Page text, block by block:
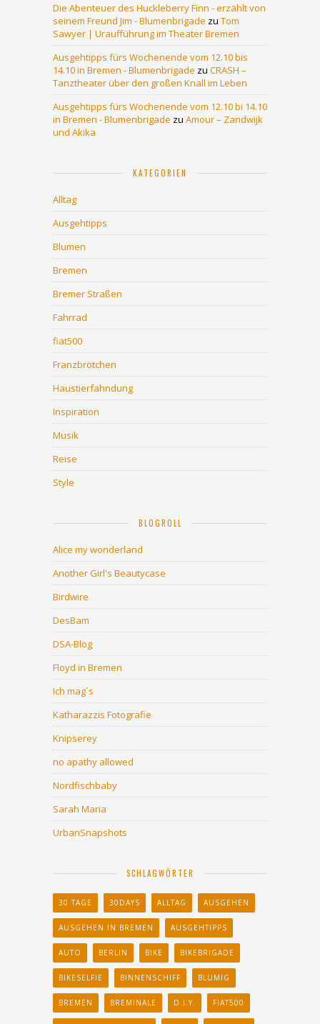
Die Abenteuer des Huckleberry Finn - erzählt von
seinem Freund Jim - Blumenbrigade zu Tom
Sawyer | Uraufführung im Theater Bremen
Ausgehtipps fürs Wochenende vom 12.10 bis
14.10 in Bremen - Blumenbrigade zu CRASH –
Tanztheater über den großen Knall im Leben
Ausgehtipps fürs Wochenende vom 12.10 bi 14.10
in Bremen - Blumenbrigade zu Amour – Zandwijk
und Akika
KATEGORIEN
Alltag
Ausgehtipps
Blumen
Bremen
Bremer Straßen
Fahrrad
fiat500
Franzbrötchen
Haustierfahndung
Inspiration
Musik
Reise
Style
BLOGROLL
Alice my wonderland
Another Girl's Beautycase
Birdwire
DesBam
DSA-Blog
Floyd in Bremen
Ich mag´s
Katharazzis Fotografie
Knipserey
no apathy allowed
Nordfischbaby
Sarah Maria
UrbanSnapshots
SCHLAGWÖRTER
30 TAGE 30DAYS ALLTAG AUSGEHEN
AUSGEHEN IN BREMEN AUSGEHTIPPS
AUTO BERLIN BIKE BIKEBRIGADE
BIKESELFIE BINNENSCHIFF BLUMIG
BREMEN BREMINALE D.I.Y. FIAT500